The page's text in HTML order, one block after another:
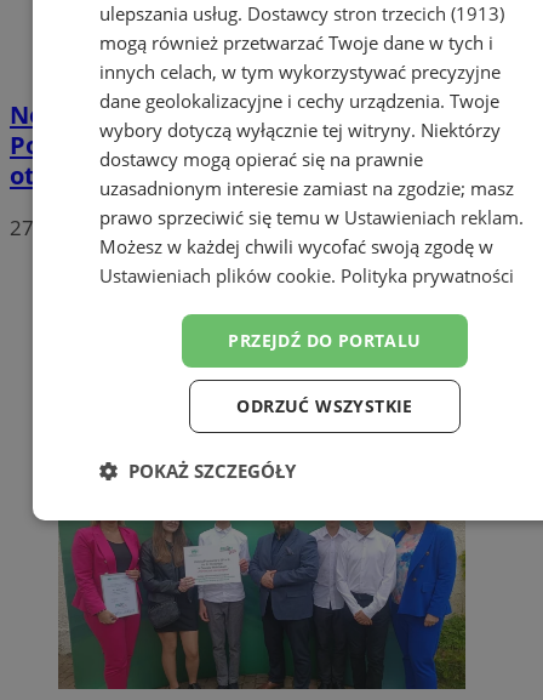
Nowa Zielona Pracownia w Szkole
Podstawowej nr 5 – „Kraina Wiedzy”
otwarta!
27
ulepszania usług. Dostawcy stron trzecich (1913)
mogą również przetwarzać Twoje dane w tych i
innych celach, w tym wykorzystywać precyzyjne
dane geolokalizacyjne i cechy urządzenia. Twoje
wybory dotyczą wyłącznie tej witryny. Niektórzy
dostawcy mogą opierać się na prawnie
uzasadnionym interesie zamiast na zgodzie; masz
prawo sprzeciwić się temu w Ustawieniach reklam.
Możesz w każdej chwili wycofać swoją zgodę w
Ustawieniach plików cookie. Polityka prywatności
PRZEJDŹ DO PORTALU
ODRZUĆ WSZYSTKIE
POKAŻ SZCZEGÓŁY
Niezbędne Wydajność Targetowanie
Funkcjonalność Niesklasyfikowane